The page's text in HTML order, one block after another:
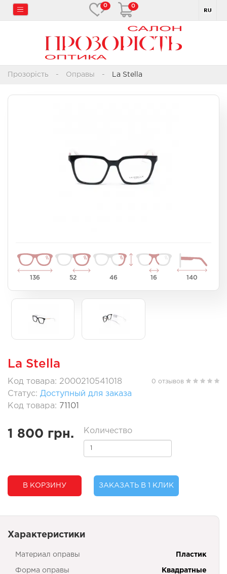
0 0
Прозорість Оправы La Stella
136 52 46 16 140
La Stella
Код товара: 2000210541018
Статус: Доступный для заказа
Код товара: 71101
0 отзывов
1 800 грн. Количество
В КОРЗИНУ ЗАКАЗАТЬ В 1 КЛИК
Характеристики
Материал оправы Пластик
Форма оправы Квадратные